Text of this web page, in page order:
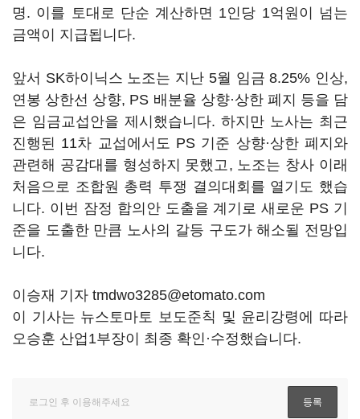
명. 이를 토대로 단순 계산하면 1인당 1억원이 넘는
금액이 지급됩니다.
앞서 SK하이닉스 노조는 지난 5월 임금 8.25% 인상,
연봉 상한선 상향, PS 배분율 상향·상한 폐지 등을 담
은 임금교섭안을 제시했습니다. 하지만 노사는 최근
진행된 11차 교섭에서도 PS 기준 상향·상한 폐지와
관련해 공감대를 형성하지 못했고, 노조는 창사 이래
처음으로 조합원 총력 투쟁 결의대회를 열기도 했습
니다. 이번 잠정 합의안 도출을 계기로 새로운 PS 기
준을 도출한 만큼 노사의 갈등 구도가 해소될 전망입
니다.
이승재 기자 tmdwo3285@etomato.com
이 기사는 뉴스토마토 보도준칙 및 윤리강령에 따라
오승훈 산업1부장이 최종 확인·수정했습니다.